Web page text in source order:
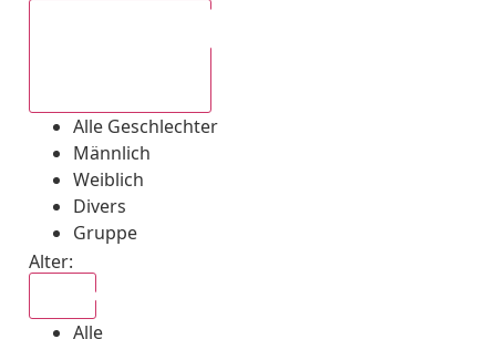
Alle Geschlechter
Männlich
Weiblich
Divers
Gruppe
Alter:
Alle